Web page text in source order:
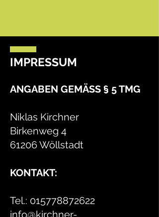
IMPRESSUM
ANGABEN GEMÄSS § 5 TMG
Niklas Kirchner
Birkenweg 4
61206 Wöllstadt
KONTAKT:
Tel.: 015778872622
info@kirchner-